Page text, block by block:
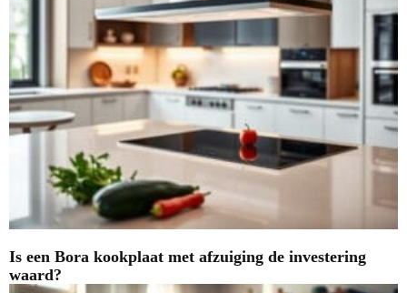
Is een Bora kookplaat met afzuiging de investering
waard?